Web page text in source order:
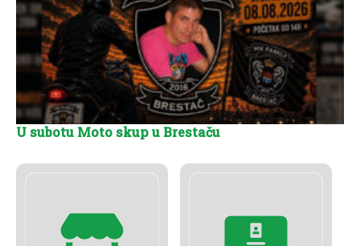
U subotu Moto skup u Brestaču